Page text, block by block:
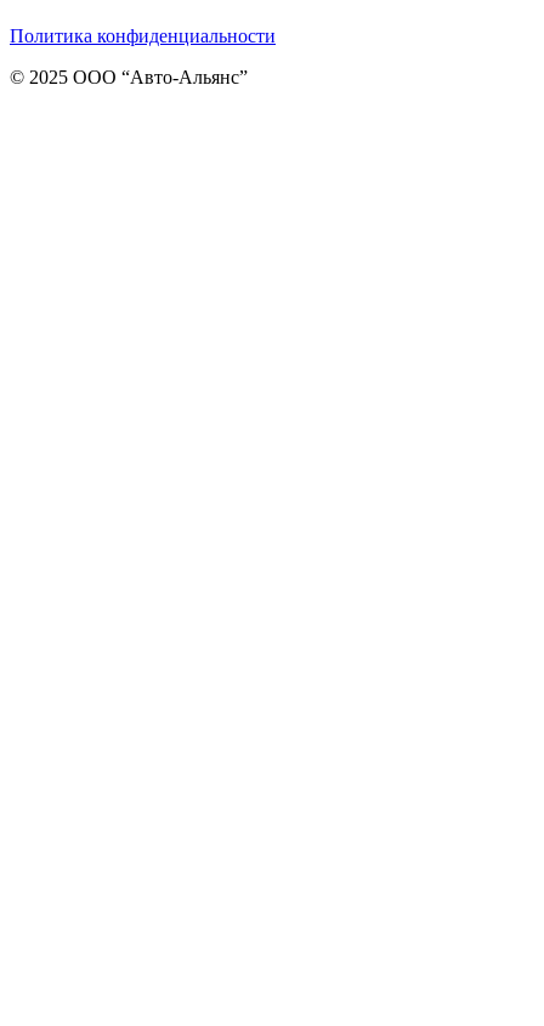
Политика конфиденциальности
© 2025 ООО “Авто-Альянс”